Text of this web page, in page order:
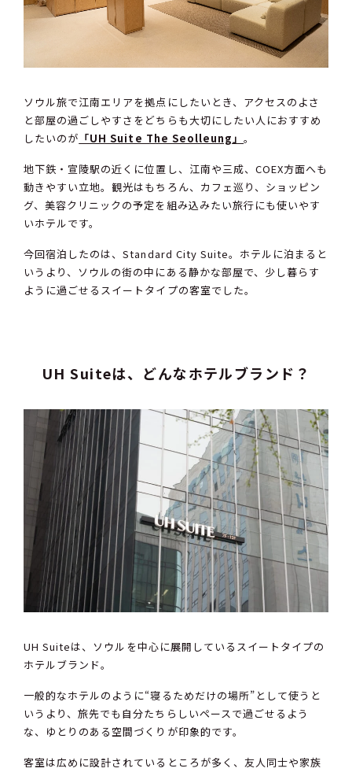
ソウル旅で江南エリアを拠点にしたいとき、アクセスのよさ
と部屋の過ごしやすさをどちらも大切にしたい人におすすめ
したいのが 「UH Suite The Seolleung」。
地下鉄・宣陵駅の近くに位置し、江南や三成、COEX方面へも
動きやすい立地。観光はもちろん、カフェ巡り、ショッピン
グ、美容クリニックの予定を組み込みたい旅行にも使いやす
いホテルです。
今回宿泊したのは、Standard City Suite。ホテルに泊まると
いうより、ソウルの街の中にある静かな部屋で、少し暮らす
ように過ごせるスイートタイプの客室でした。
UH Suiteは、どんなホテルブランド？
UH Suiteは、ソウルを中心に展開しているスイートタイプの
ホテルブランド。
一般的なホテルのように“寝るためだけの場所”として使うと
いうより、旅先でも自分たちらしいペースで過ごせるよう
な、ゆとりのある空間づくりが印象的です。
客室は広めに設計されているところが多く、友人同士や家族